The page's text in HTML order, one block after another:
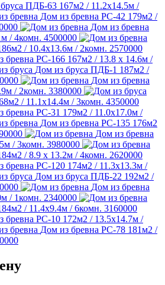
ПДБ-63 167м2 / 11.2х14.5м /
Дом из бревна РС-42 179м2 /
Дом из бревна
/ 4комн. 4500000
/ 10.4х13.6м / 2комн. 2570000
бревна РС-166 167м2 / 13.8 х 14.6м /
Дом из бруса ПДБ-1 187м2 /
Дом из бревна
/ 2комн. 3380000
/ 11.1х14.4м / 3комн. 4350000
бревна РС-31 179м2 / 11.0х17.0м /
Дом из бревна РС-135 176м2
Дом из бревна
/ 3комн. 3980000
/ 8.9 х 13.2м / 4комн. 2620000
бревна РС-120 174м2 / 11.3х13.3м /
Дом из бруса ПДБ-22 192м2 /
Дом из бревна
/ 1комн. 2340000
/ 11.4х9.4м / 6комн. 3160000
бревна РС-10 172м2 / 13.5х14.7м /
Дом из бревна РС-78 181м2 /